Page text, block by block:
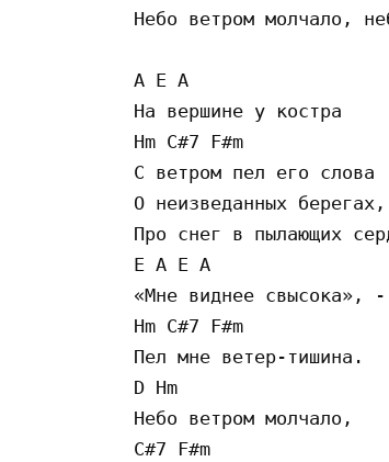
Небо ветром молчало,
A E A
На вершине у костра
Hm C#7 F#m
С ветром пел его слова
О неизведанных берегах,
Про снег в пылающих
E A E A
«Мне виднее свысока», -
Hm C#7 F#m
Пел мне ветер-тишина.
D Hm
Небо ветром молчало,
C#7 F#m